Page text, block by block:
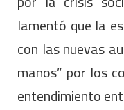
lamentó que la
con las nuevas
manos” por los
entendimiento